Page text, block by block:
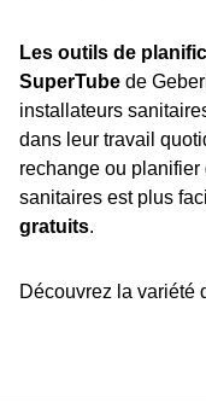
Les outils de
SuperTube de
installateurs
dans leur travail
rechange ou
sanitaires est plus
gratuits.
Découvrez la variété